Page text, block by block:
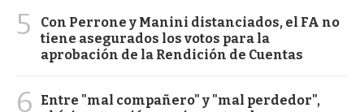
5
Con Perrone y Manini distanciados, el FA no
tiene asegurados los votos para la
aprobación de la Rendición de Cuentas
6
Entre "mal compañero" y "mal perdedor",